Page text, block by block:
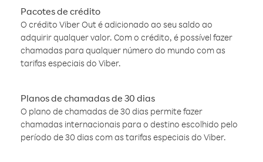
Pacotes de crédito
O crédito Viber Out é adicionado ao seu saldo ao
adquirir qualquer valor. Com o crédito, é possível fazer
chamadas para qualquer número do mundo com as
tarifas especiais do Viber.
Planos de chamadas de 30 dias
O plano de chamadas de 30 dias permite fazer
chamadas internacionais para o destino escolhido pelo
período de 30 dias com as tarifas especiais do Viber.